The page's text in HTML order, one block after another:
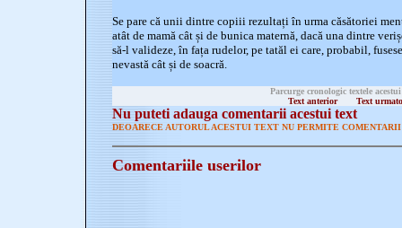
Se pare că unii dintre copiii rezultați în urma căsătoriei
atât de mamă cât și de bunica maternă, dacă una dintre
să-l valideze, în fața rudelor, pe tatăl ei care, probabil,
nevastă cât și de soacră.
Parcurge cronologic textele
Text anterior
Text
Nu puteti adauga comentarii acestui text
DEOARECE AUTORUL ACESTUI TEXT NU PERMITE
Comentariile userilor